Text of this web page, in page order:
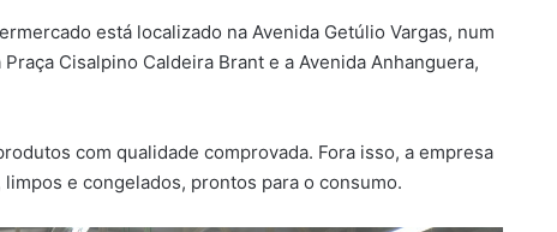
está localizado na Avenida Getúlio Vargas, num
Cisalpino Caldeira Brant e a Avenida Anhanguera,
com qualidade comprovada. Fora isso, a empresa
e congelados, prontos para o consumo.